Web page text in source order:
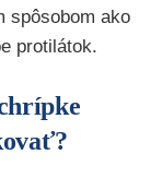
spôsobom ako
protilátok.